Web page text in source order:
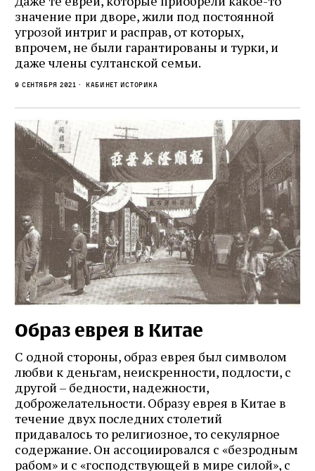
значение при дворе, жили под постоянной
угрозой интриг и расправ, от которых,
впрочем, не были гарантированы и турки, и
даже члены султанской семьи.
9 сентября 2021 кабинет историка
Образ еврея в Китае
С одной стороны, образ еврея был символом
любви к деньгам, неискренности, подлости, с
другой – бедности, надежности,
доброжелательности. Образу еврея в Китае в
течение двух последних столетий
придавалось то религиозное, то секулярное
содержание. Он ассоциировался с «безродным
рабом» и с «господствующей в мире силой», с